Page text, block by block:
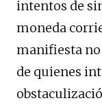
intentos de
moneda
manifiesta
de quienes